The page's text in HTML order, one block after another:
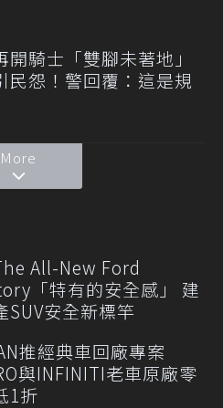
開騎士「雙腳未著地」
民怨！警回覆：這是規
More
All-New Ford
「特有的安全感」 建
SUV安全新標竿
推經典車回廠專案
與INFINITI老車原廠零
1折